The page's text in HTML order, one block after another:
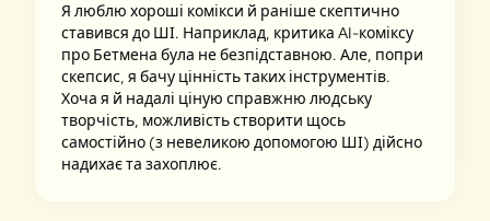
Я люблю хороші комікси й раніше скептично
ставився до ШІ. Наприклад, критика AI-коміксу
про Бетмена була не безпідставною. Але, попри
скепсис, я бачу цінність таких інструментів.
Хоча я й надалі ціную справжню людську
творчість, можливість створити щось
самостійно (з невеликою допомогою ШІ) дійсно
надихає та захоплює.